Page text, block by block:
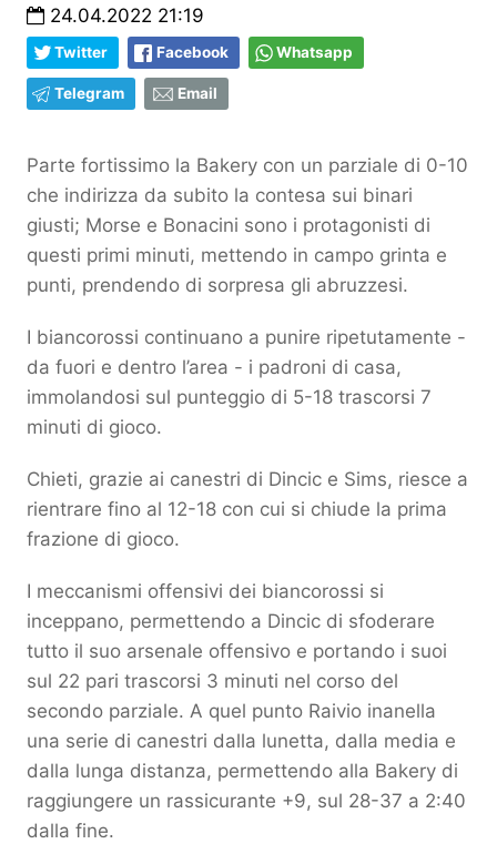
24.04.2022 21:19
Twitter Facebook Whatsapp
Telegram Email
Parte fortissimo la Bakery con un parziale di 0-10
che indirizza da subito la contesa sui binari
giusti; Morse e Bonacini sono i protagonisti di
questi primi minuti, mettendo in campo grinta e
punti, prendendo di sorpresa gli abruzzesi.
I biancorossi continuano a punire ripetutamente -
da fuori e dentro l’area - i padroni di casa,
immolandosi sul punteggio di 5-18 trascorsi 7
minuti di gioco.
Chieti, grazie ai canestri di Dincic e Sims, riesce a
rientrare fino al 12-18 con cui si chiude la prima
frazione di gioco.
I meccanismi offensivi dei biancorossi si
inceppano, permettendo a Dincic di sfoderare
tutto il suo arsenale offensivo e portando i suoi
sul 22 pari trascorsi 3 minuti nel corso del
secondo parziale. A quel punto Raivio inanella
una serie di canestri dalla lunetta, dalla media e
dalla lunga distanza, permettendo alla Bakery di
raggiungere un rassicurante +9, sul 28-37 a 2:40
dalla fine.